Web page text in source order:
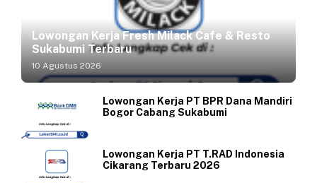
Lowongan Kerja Fresh Milack Cafe & Resto
Sukabumi Terbaru
10 Agustus 2026
Lowongan Kerja PT BPR Dana Mandiri
Bogor Cabang Sukabumi
Lowongan Kerja PT T.RAD Indonesia
Cikarang Terbaru 2026